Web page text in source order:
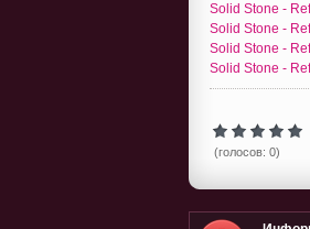
Solid Stone -
Solid Stone -
Solid Stone -
Solid Stone -
(голосов: 0)